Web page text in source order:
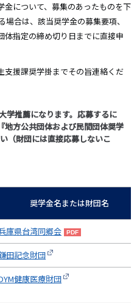
について、募集のあったものを下
合は、該当奨学金の募集要項、
指定の締め切り日までに直接申
支援課奨学掛までその旨連絡くだ
学推薦になります。応募するに
地方公共団体および民間団体奨学
（財団には直接応募しないこ
奨学金名または財団名
庫県台湾同郷会
田記念財団
健康医療財団